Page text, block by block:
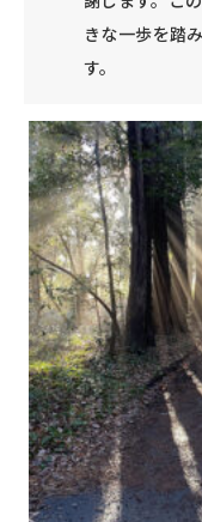
きな一歩を踏
す。